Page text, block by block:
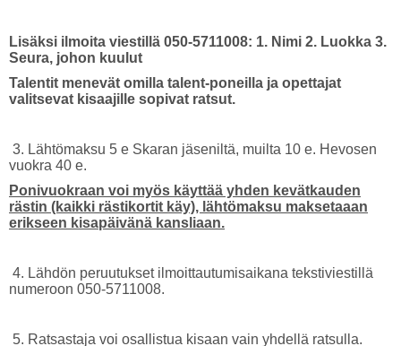
Lisäksi ilmoita viestillä 050-5711008: 1. Nimi 2. Luokka 3.
Seura, johon kuulut
Talentit menevät omilla talent-poneilla ja opettajat
valitsevat kisaajille sopivat ratsut.
3. Lähtömaksu 5 e Skaran jäseniltä, muilta 10 e. Hevosen
vuokra 40 e.
Ponivuokraan voi myös käyttää yhden kevätkauden
rästin (kaikki rästikortit käy), lähtömaksu maksetaaan
erikseen kisapäivänä kansliaan.
4. Lähdön peruutukset ilmoittautumisaikana tekstiviestillä
numeroon 050-5711008.
5. Ratsastaja voi osallistua kisaan vain yhdellä ratsulla.